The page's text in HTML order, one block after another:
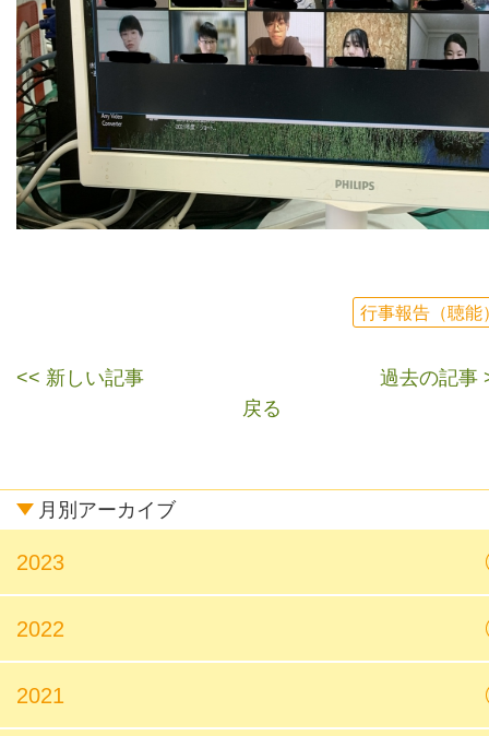
行事報告（聴能
<< 新しい記事
過去の記事
戻る
月別アーカイブ
2023
2022
2021